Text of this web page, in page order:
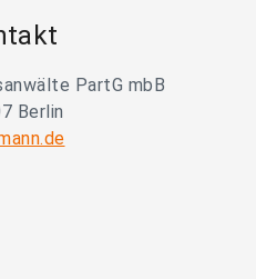
PartG mbB
Berlin